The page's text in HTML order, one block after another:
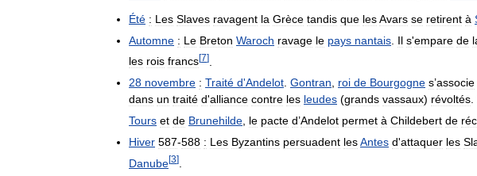
Été : Les Slaves ravagent la Grèce tandis que lesAvars se retirent à
Automne : Le Breton Waroch ravage le pays nantais Il s'empare de
les rois francs[7]
28 novembre : Traité d'Andelot. Gontran, roi de Bourgogne s’associe
dans un traité d'alliance contre les leudes (grands vassaux) révoltés.
Tours et de Brunehilde le pacte d’Andelot permet à Childebert de
Hiver 587-588 : Les Byzantins persuadent lesAntes d'attaquer les
Danube[3]